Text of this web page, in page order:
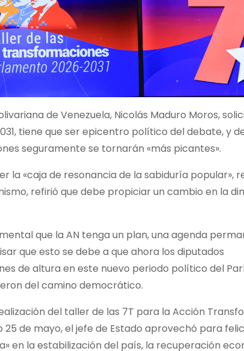
de Venezuela, Nicolás Maduro Moros,
tiene que ser epicentro político del debate, y
seguramente se tornarán «más picantes».
la «caja de resonancia de la sabiduría popular»,
refirió que debe propiciar un cambio en la
que la AN tenga un plan, una agenda
que esto se debe a que ahora los diputados
de altura en este nuevo periodo político del
del camino democrático.
del taller de las 7T para la Acción
de mayo, el jefe de Estado aprovechó para
en la estabilización del país, la recuperación